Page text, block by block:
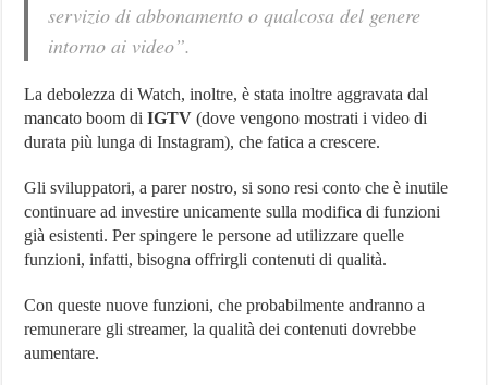
servizio di abbonamento o qualcosa del genere
intorno ai video”.
La debolezza di Watch, inoltre, è stata inoltre aggravata dal
mancato boom diIGTV (dove vengono mostrati i video di
durata più lunga di Instagram), che fatica a crescere.
Gli sviluppatori, a parer nostro, si sono resi conto che è inutile
continuare ad investire unicamente sulla modifica di funzioni
già esistenti. Per spingere le persone ad utilizzare quelle
funzioni, infatti, bisogna offrirgli contenuti di qualità.
Con queste nuove funzioni, che probabilmente andranno a
remunerare gli streamer, la qualità dei contenuti dovrebbe
aumentare.